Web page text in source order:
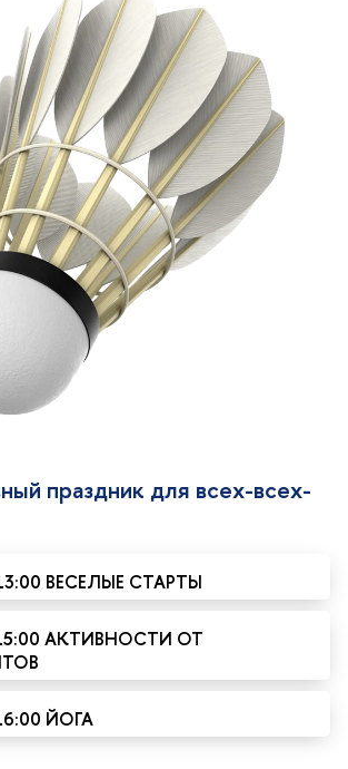
праздник для всех-всех-
ВЕСЕЛЫЕ СТАРТЫ
АКТИВНОСТИ ОТ
ЙОГА